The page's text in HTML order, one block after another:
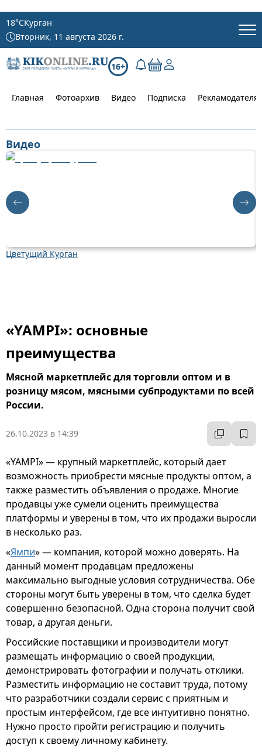
18°CКурган
Вторник, 11 августа 2026 г.
16+
Главная Фотоархив Видео Подписка
Видео
Цветущий Курган
«YAMPI»: основные
преимущества
Мясной маркетплейс для торговли оптом и в
розницу мясом, мясными субпродуктами по всей
России.
26.10.2023 в 14:39
«YAMPI» — крупный маркетплейс, который дает
возможность приобрести мясные продукты оптом, а
также разместить объявления о продаже. Многие
продавцы уже сумели оценить преимущества
платформы и уверены в том, что их продажи выросли
в несколько раз.
«Ямпи» — компания, которой можно доверять. На
данный момент продавцам предложены
максимально выгодные условия сотрудничества. Обе
стороны могут быть уверены в том, что сделка будет
совершенно безопасной. Одна сторона получит свой
товар, а другая деньги.
Российские поставщики и производители могут
размещать информацию о своей продукции,
демонстрировать фотографии и получать отклики.
Разместить информацию не составит труда, потому
что разработчики создали сервис с приятным и
простым интерфейсом, где все интуитивно понятно.
Нужно просто пройти регистрацию и получить
доступ к своему личному кабинету.